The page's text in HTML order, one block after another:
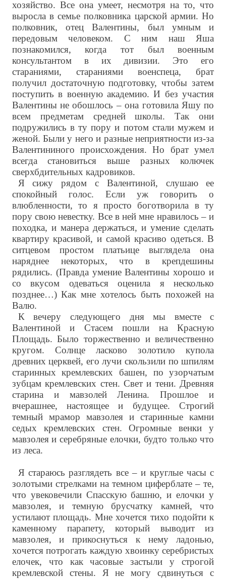
хозяйство. Все она умеет, несмотря на то, что
выросла в семье полковника царской армии. Но
полковник, отец Валентины, был умным и
передовым человеком. С ним наш Яша
познакомился, когда тот был военным
консультантом в их дивизии. Это его
стараниями, стараниями военспеца, брат
получил достаточную подготовку, чтобы затем
поступить в военную академию. И без участия
Валентины не обошлось – она готовила Яшу по
всем предметам средней школы. Так они
подружились в ту пору и потом стали мужем и
женой. Были у него и разные неприятности из-за
Валентининого происхождения. Но брат умел
всегда становиться выше разных колючек
сверхбдительных кадровиков.
Я сижу рядом с Валентиной, слушаю ее
спокойный голос. Если уж говорить о
влюбленности, то я просто боготворила в ту
пору свою невестку. Все в ней мне нравилось – и
походка, и манера держаться, и умение сделать
квартиру красивой, и самой красиво одеться. В
ситцевом простом платьице выглядела она
наряднее некоторых, что в крепдешины
рядились. (Правда умение Валентины хорошо и
со вкусом одеваться оценила я несколько
позднее…) Как мне хотелось быть похожей на
Валю.
К вечеру следующего дня мы вместе с
Валентиной и Стасем пошли на Красную
Площадь. Было торжественно и величественно
кругом. Солнце ласково золотило купола
древних церквей, его лучи скользили по шпилям
старинных кремлевских башен, по узорчатым
зубцам кремлевских стен. Свет и тени. Древняя
старина и мавзолей Ленина. Прошлое и
вчерашнее, настоящее и будущее. Строгий
темный мрамор мавзолея и старинные камни
седых кремлевских стен. Огромные венки у
мавзолея и серебряные елочки, будто только что
из леса.
Я стараюсь разглядеть все – и круглые часы с
золотыми стрелками на темном циферблате – те,
что увековечили Спасскую башню, и елочки у
мавзолея, и темную брусчатку камней, что
устилают площадь. Мне хочется тихо подойти к
каменному парапету, который выводит из
мавзолея, и прикоснуться к нему ладонью,
хочется потрогать каждую хвоинку серебристых
елочек, что как часовые застыли у строгой
кремлевской стены. Я не могу сдвинуться с